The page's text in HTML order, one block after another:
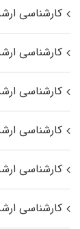
کارشناسی
کارشناسی
کارشناسی
کارشناسی
کارشناسی
کارشناسی